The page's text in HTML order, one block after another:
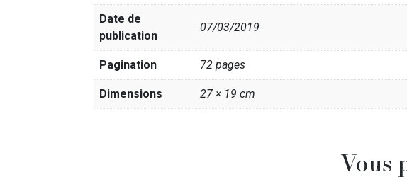
Date de
publication
07/03/2019
Pagination 72 pages
Dimensions 27 × 19 cm
Vous